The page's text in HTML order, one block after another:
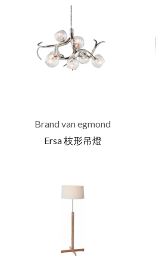
Brand van egmond
Ersa 枝形吊燈